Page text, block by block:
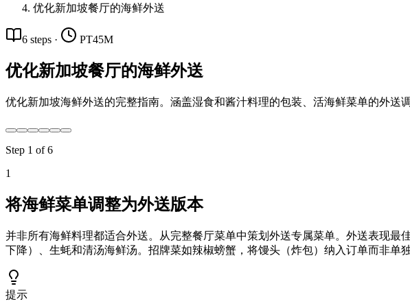
优化新加坡餐厅的海鲜外送
6 steps · PT45M
优化新加坡餐厅的海鲜外送
优化新加坡海鲜外送的完整指南。涵盖湿食和酱汁料理的包装、活海鲜菜单的外送
Step 1 of6
1
将海鲜菜单调整为外送版本
并非所有海鲜料理都适合外送。从完整餐厅菜单中策划外送专属菜单。外送表现
下降）、生蚝和清汤海鲜汤。招牌菜如辣椒螃蟹，将馒头（炸包）纳入订单而非单
提示